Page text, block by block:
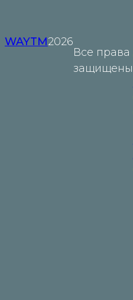
WAYTM2026
Все права
защищены